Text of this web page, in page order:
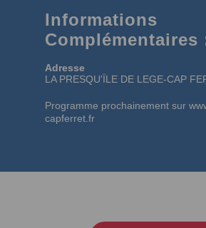
Informations
Complémentaires
Adresse
LA PRESQU'ÏLE DE LEGE-CAP
Programme prochainement sur
capferret.fr